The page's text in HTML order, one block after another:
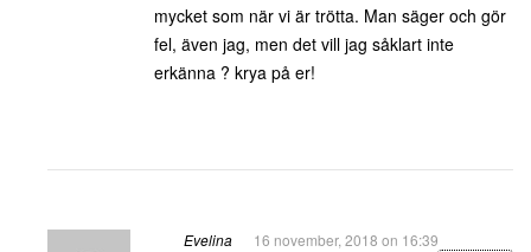
mycket som när vi är trötta. Man säger och gör
fel, även jag, men det vill jag såklart inte
erkänna ? krya på er!
Evelina
16 november, 2018 on 16:39